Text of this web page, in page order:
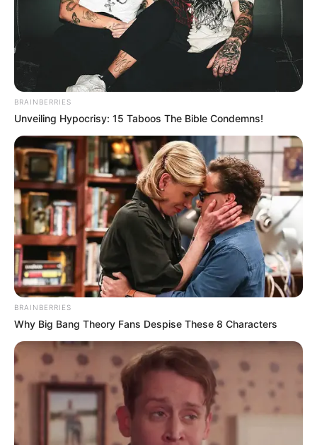
BRAINBERRIES
Unveiling Hypocrisy: 15 Taboos The Bible Condemns!
BRAINBERRIES
Why Big Bang Theory Fans Despise These 8 Characters